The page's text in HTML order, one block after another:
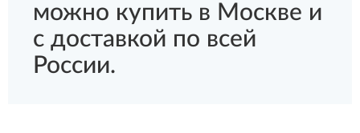
можно купить в Москве и
с доставкой по всей
России.